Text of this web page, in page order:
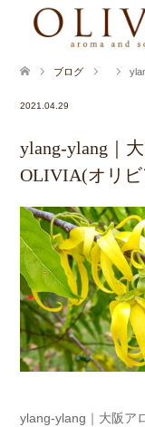
ブログ
2021.04.29
ylang-ylang｜
OLIVIA(オリビ
ylang-ylang｜大阪ア